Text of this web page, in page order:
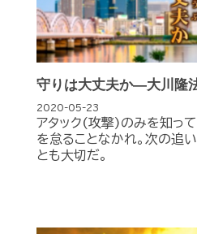
守りは大丈夫か―大川隆
2020-05-23
アタック(攻撃)のみを知っ
を怠ることなかれ。次の追
とも大切だ。